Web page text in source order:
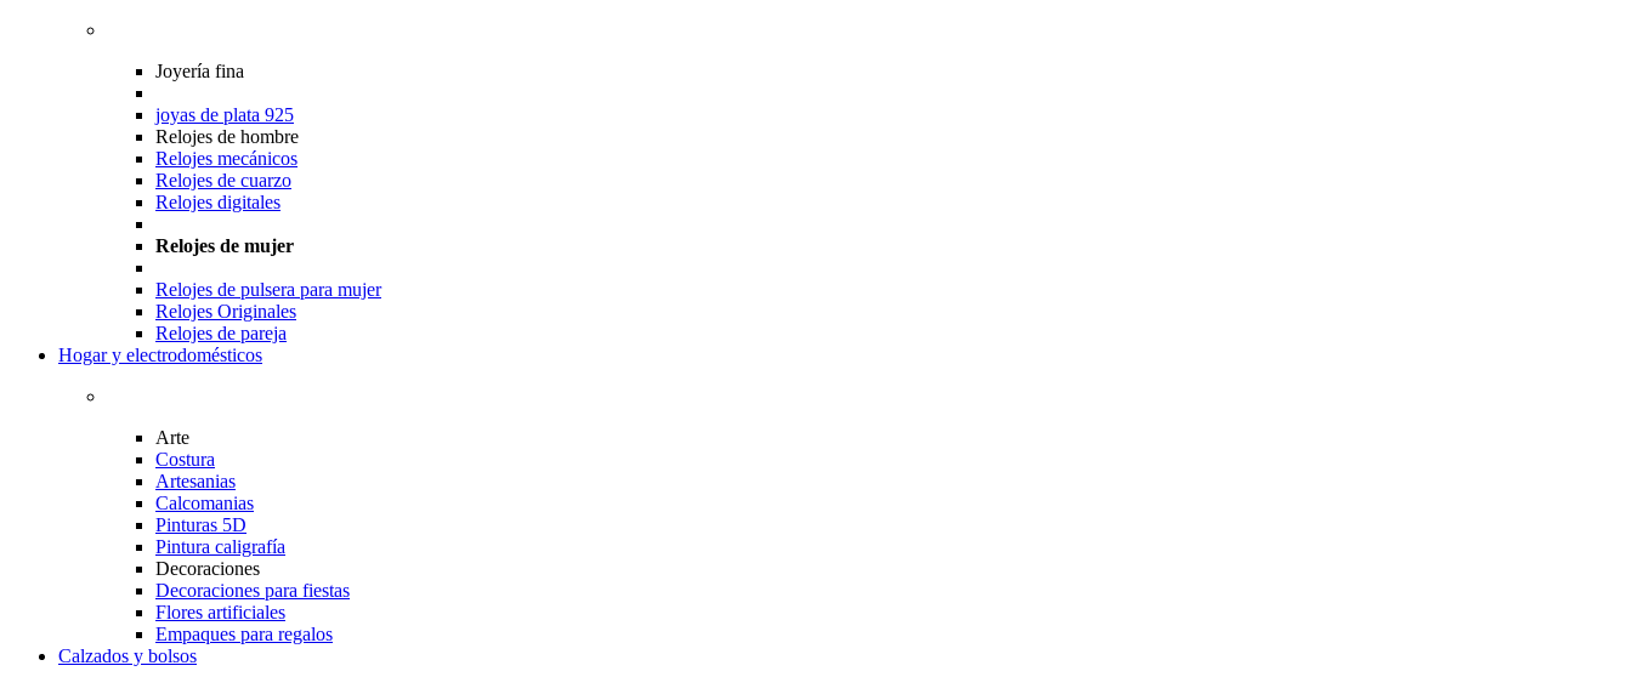
Joyería fina
joyas de plata 925
Relojes de hombre
Relojes mecánicos
Relojes de cuarzo
Relojes digitales
Relojes de mujer
Relojes de pulsera para mujer
Relojes Originales
Relojes de pareja
Hogar y electrodomésticos
Arte
Costura
Artesanias
Calcomanias
Pinturas 5D
Pintura caligrafía
Decoraciones
Decoraciones para fiestas
Flores artificiales
Empaques para regalos
Calzados y bolsos